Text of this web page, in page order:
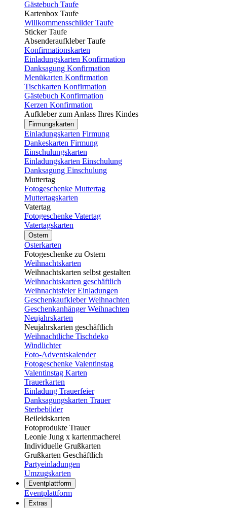
Gästebuch Taufe
Kartenbox Taufe
Willkommensschilder Taufe
Sticker Taufe
Absenderaufkleber Taufe
Konfirmationskarten
Einladungskarten Konfirmation
Danksagung Konfirmation
Menükarten Konfirmation
Tischkarten Konfirmation
Gästebuch Konfirmation
Kerzen Konfirmation
Aufkleber zum Anlass Ihres Kindes
Firmungskarten
Einladungskarten Firmung
Dankeskarten Firmung
Einschulungskarten
Einladungskarten Einschulung
Danksagung Einschulung
Muttertag
Fotogeschenke Muttertag
Muttertagskarten
Vatertag
Fotogeschenke Vatertag
Vatertagskarten
Ostern
Osterkarten
Fotogeschenke zu Ostern
Weihnachtskarten
Weihnachtskarten selbst gestalten
Weihnachtskarten geschäftlich
Weihnachtsfeier Einladungen
Geschenkaufkleber Weihnachten
Geschenkanhänger Weihnachten
Neujahrskarten
Neujahrskarten geschäftlich
Weihnachtliche Tischdeko
Windlichter
Foto-Adventskalender
Fotogeschenke Valentinstag
Valentinstag Karten
Trauerkarten
Einladung Trauerfeier
Danksagungskarten Trauer
Sterbebilder
Beileidskarten
Fotoprodukte Trauer
Leonie Jung x kartenmacherei
Individuelle Grußkarten
Grußkarten Geschäftlich
Partyeinladungen
Umzugskarten
Eventplattform
Eventplattform
Extras